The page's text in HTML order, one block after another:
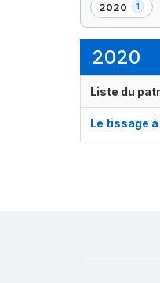
2020 1
,
1
2020
Liste du
Le tissage